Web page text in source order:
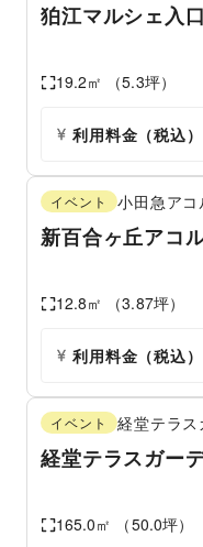
狛江マルシェ入
19.2㎡ （5.3坪）
利用料金（税込）
イベント 小田急ア
新百合ヶ丘アコ
12.8㎡ （3.87坪）
利用料金（税込）
イベント 経堂テラス
経堂テラスガー
165.0㎡ （50.0坪）